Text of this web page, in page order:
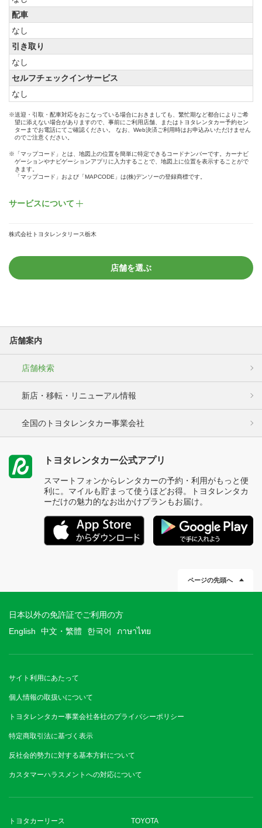
配車
なし
引き取り
なし
セルフチェックインサービス
なし
※送迎・引取・配車対応をおこなっている場合におきましても、繁忙期など都合によりご希
望に添えない場合がありますので、事前にご利用店舗、またはトヨタレンタカー予約セン
ターまでお電話にてご確認ください。 なお、Web決済ご利用時はお申込みいただけません
のでご注意ください。
※「マップコード」とは、地図上の位置を簡単に特定できるコードナンバーです。カーナビ
ゲーションやナビゲーションアプリに入力することで、地図上に位置を表示することがで
きます。
「マップコード」および「MAPCODE」は(株)デンソーの登録商標です。
サービスについて
株式会社トヨタレンタリース栃木
店舗を選ぶ
店舗案内
店舗検索
新店・移転・リニューアル情報
全国のトヨタレンタカー事業会社
トヨタレンタカー公式アプリ
スマートフォンからレンタカーの予約・利用がもっと便
利に。マイルも貯まって使うほどお得。トヨタレンタカ
ーだけの魅力的なお出かけプランもお届け。
ページの先頭へ
日本以外の免許証でご利用の方
English
中文・繁體 한국어 ภาษาไทย
サイト利用にあたって
個人情報の取扱いについて
トヨタレンタカー事業会社各社のプライバシーポリシー
特定商取引法に基づく表示
反社会的勢力に対する基本方針について
カスタマーハラスメントへの対応について
トヨタカーリース TOYOTA